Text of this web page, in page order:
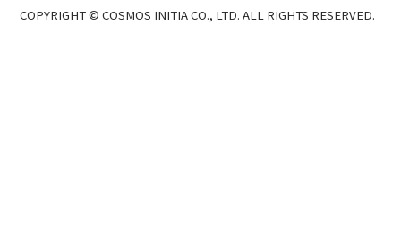
COPYRIGHT © COSMOS INITIA CO., LTD. ALL RIGHTS RESERVED.